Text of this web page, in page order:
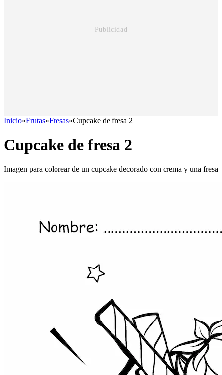
Inicio»Frutas»Fresas»Cupcake de fresa 2
Cupcake de fresa 2
Imagen para colorear de un cupcake decorado con crema y una fresa